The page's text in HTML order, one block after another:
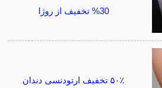
30% تخفیف از روژا
۵۰٪ تخفیف ارتودنسی دندان